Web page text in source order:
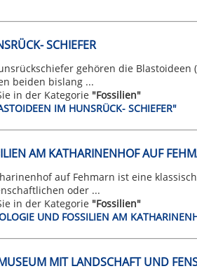
SCHIEFER
gehören die Blastoideen
beiden bislang ...
in der Kategorie "Fossilien"
IM HUNSRÜCK- SCHIEFER"
AM KATHARINENHOF AUF
auf Fehmarn ist eine
oder ...
in der Kategorie "Fossilien"
UND FOSSILIEN AM
MIT LANDSCHAFT UND